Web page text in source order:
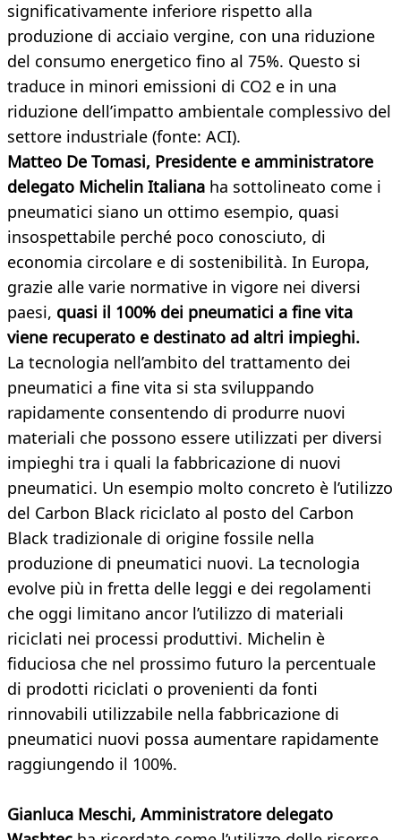
significativamente inferiore rispetto alla
produzione di acciaio vergine, con una riduzione
del consumo energetico fino al 75%. Questo si
traduce in minori emissioni di CO2 e in una
riduzione dell’impatto ambientale complessivo del
settore industriale (fonte: ACI).
Matteo De Tomasi, Presidente e amministratore
delegato Michelin Italiana ha sottolineato come i
pneumatici siano un ottimo esempio, quasi
insospettabile perché poco conosciuto, di
economia circolare e di sostenibilità. In Europa,
grazie alle varie normative in vigore nei diversi
paesi, quasi il 100% dei pneumatici a fine vita
viene recuperato e destinato ad altri impieghi.
La tecnologia nell’ambito del trattamento dei
pneumatici a fine vita si sta sviluppando
rapidamente consentendo di produrre nuovi
materiali che possono essere utilizzati per diversi
impieghi tra i quali la fabbricazione di nuovi
pneumatici. Un esempio molto concreto è l’utilizzo
del Carbon Black riciclato al posto del Carbon
Black tradizionale di origine fossile nella
produzione di pneumatici nuovi. La tecnologia
evolve più in fretta delle leggi e dei regolamenti
che oggi limitano ancor l’utilizzo di materiali
riciclati nei processi produttivi. Michelin è
fiduciosa che nel prossimo futuro la percentuale
di prodotti riciclati o provenienti da fonti
rinnovabili utilizzabile nella fabbricazione di
pneumatici nuovi possa aumentare rapidamente
raggiungendo il 100%.
Gianluca Meschi, Amministratore delegato